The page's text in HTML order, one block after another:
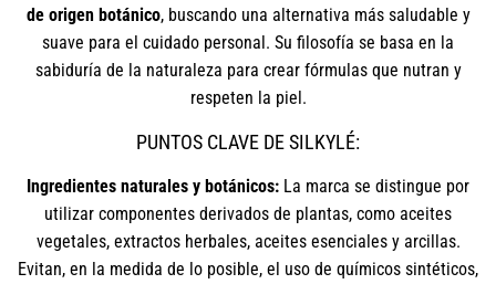
de origen botánico, buscando una alternativa más saludable y
suave para el cuidado personal. Su filosofía se basa en la
sabiduría de la naturaleza para crear fórmulas que nutran y
respeten la piel.
PUNTOS CLAVE DE SILKYLÉ:
Ingredientes naturales y botánicos: La marca se distingue por
utilizar componentes derivados de plantas, como aceites
vegetales, extractos herbales, aceites esenciales y arcillas.
Evitan, en la medida de lo posible, el uso de químicos sintéticos,